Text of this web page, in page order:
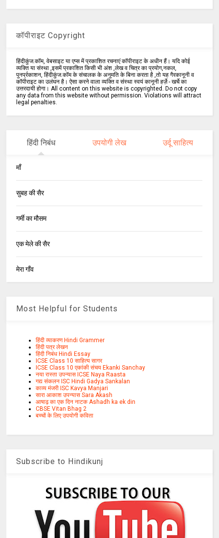
कॉपीराइट Copyright
हिंदीकुंज.कॉम, वेबसाइट या एप्स में प्रकाशित रचनाएं कॉपीराइट के अधीन हैं। यदि कोई
व्यक्ति या संस्था ,इसमें प्रकाशित किसी भी अंश ,लेख व चित्र का प्रयोग,नकल,
पुनर्प्रकाशन, हिंदीकुंज.कॉम के संचालक के अनुमति के बिना करता है ,तो यह गैरकानूनी व
कॉपीराइट का उलंघन है। ऐसा करने वाला व्यक्ति व संस्था स्वयं कानूनी हर्ज़े - खर्चे का
उत्तरदायी होगा। All content on this website is copyrighted. Do not copy
any data from this website without permission. Violations will attract
legal penalties.
हिंदी निबंध उपयोगी लेख उर्दू साहित्य
माँ
सुबह की सैर
गर्मी का मौसम
एक मेले की सैर
मेरा गाँव
Most Helpful for Students
हिंदी व्याकरण Hindi Grammer
हिंदी पत्र लेखन
हिंदी निबंध Hindi Essay
ICSE Class 10 साहित्य सागर
ICSE Class 10 एकांकी संचय Ekanki Sanchay
नया रास्ता उपन्यास ICSE Naya Raasta
गद्य संकलन ISC Hindi Gadya Sankalan
काव्य मंजरी ISC Kavya Manjari
सारा आकाश उपन्यास Sara Akash
आषाढ़ का एक दिन नाटक Ashadh ka ek din
CBSE Vitan Bhag 2
बच्चों के लिए उपयोगी कविता
Subscribe to Hindikunj